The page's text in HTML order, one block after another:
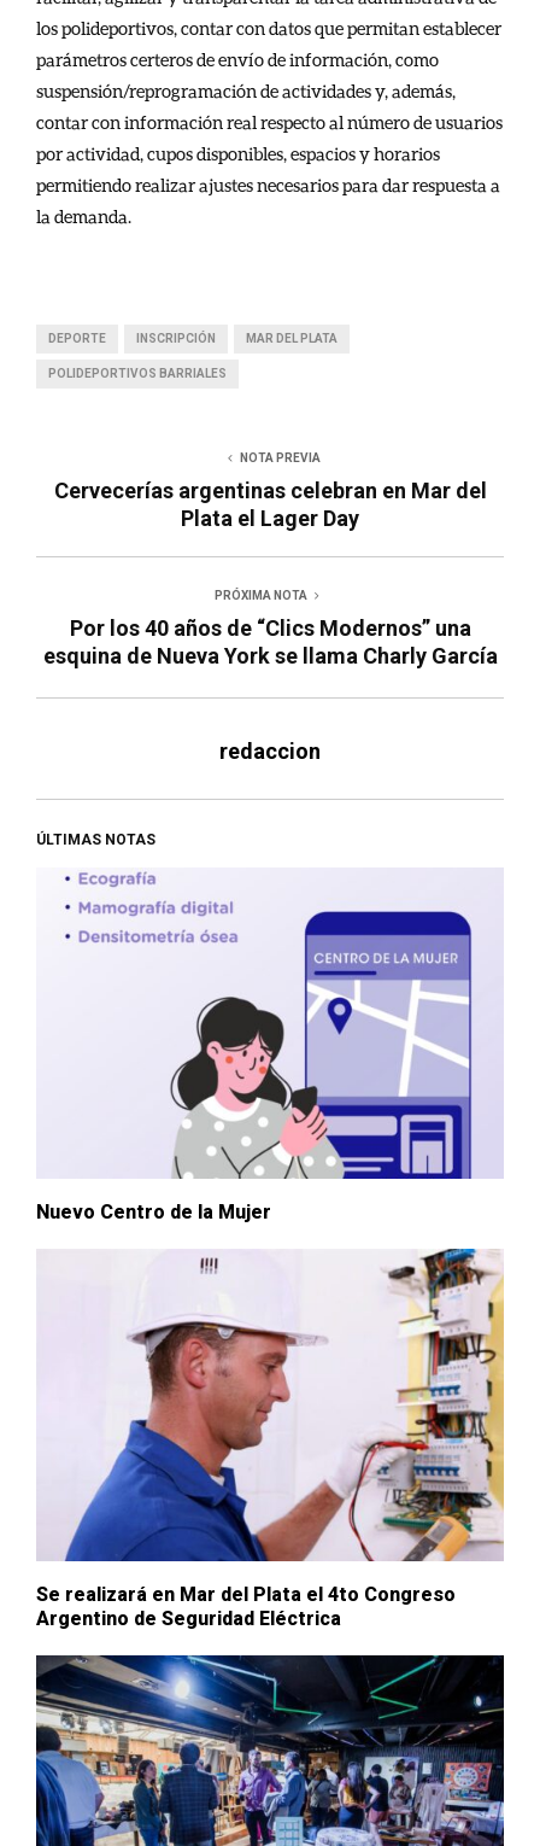
los polideportivos, contar con datos que permitan establecer
parámetros certeros de envío de información, como
suspensión/reprogramación de actividades y, además,
contar con información real respecto al número de usuarios
por actividad, cupos disponibles, espacios y horarios
permitiendo realizar ajustes necesarios para dar respuesta a
la demanda.
DEPORTE INSCRIPCIÓN MAR DEL PLATA
POLIDEPORTIVOS BARRIALES
NOTA PREVIA
Cervecerías argentinas celebran en Mar del
Plata el Lager Day
PRÓXIMA NOTA
Por los 40 años de “Clics Modernos” una
esquina de Nueva York se llama Charly García
redaccion
ÚLTIMAS NOTAS
Nuevo Centro de la Mujer
Se realizará en Mar del Plata el 4to Congreso
Argentino de Seguridad Eléctrica